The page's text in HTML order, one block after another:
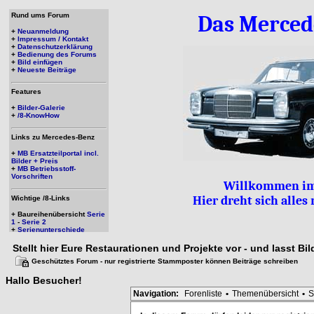
Rund ums Forum
+ Neuanmeldung
+ Impressum / Kontakt
+ Datenschutzerklärung
+ Bedienung des Forums
+ Bild einfügen
+ Neueste Beiträge
Features
+ Bilder-Galerie
+ /8-KnowHow
Links zu Mercedes-Benz
+ MB Ersatzteilportal incl.
Bilder + Preis
+ MB Betriebsstoff-
Vorschriften
Wichtige /8-Links
+ BaureihenübersichtSerie
1 - Serie 2
+ Serienunterschiede
Das
Willkommen
Hier dreht sich alles
Stellt hier Eure Restaurationen und Projekte vor - und lasst
Geschütztes Forum - nur registrierte Stammposter können Beiträge schreiben
Hallo Besucher!
Navigation: Forenliste • Themenübersicht •